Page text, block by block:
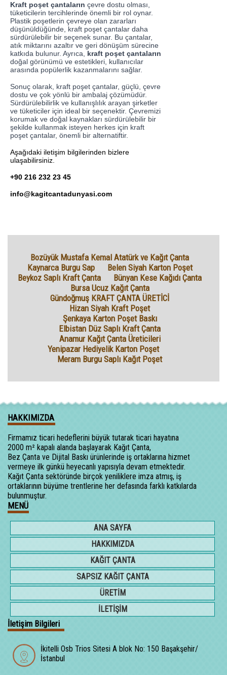
Kraft poşet çantaların çevre dostu olması,
tüketicilerin tercihlerinde önemli bir rol oynar.
Plastik poşetlerin çevreye olan zararları
düşünüldüğünde, kraft poşet çantalar daha
sürdürülebilir bir seçenek sunar. Bu çantalar,
atık miktarını azaltır ve geri dönüşüm sürecine
katkıda bulunur. Ayrıca, kraft poşet çantaların
doğal görünümü ve estetikleri, kullanıcılar
arasında popülerlik kazanmalarını sağlar.
Sonuç olarak, kraft poşet çantalar, güçlü, çevre
dostu ve çok yönlü bir ambalaj çözümüdür.
Sürdürülebilirlik ve kullanışlılık arayan şirketler
ve tüketiciler için ideal bir seçenektir. Çevremizi
korumak ve doğal kaynakları sürdürülebilir bir
şekilde kullanmak isteyen herkes için kraft
poşet çantalar, önemli bir alternatiftir.
Aşağıdaki iletişim bilgilerinden bizlere
ulaşabilirsiniz.
+90 216 232 23 45
info@kagitcantadunyasi.com
Bozüyük Mustafa Kemal Atatürk ve Kağıt Çanta
Kaynarca Burgu Sap
Belen Siyah Karton Poşet
Beykoz Saplı Kraft Çanta
Bünyan Kese Kağıdı Çanta
Bursa Ucuz Kağıt Çanta
Gündoğmuş KRAFT ÇANTA ÜRETİCİ
Hizan Siyah Kraft Poşet
Şenkaya Karton Poşet Baskı
Elbistan Düz Saplı Kraft Çanta
Anamur Kağıt Çanta Üreticileri
Yenipazar Hediyelik Karton Poşet
Meram Burgu Saplı Kağıt Poşet
HAKKIMIZDA
Firmamız ticari hedeflerini büyük tutarak ticari hayatına
2000 m² kapalı alanda başlayarak Kağıt Çanta,
Bez Çanta ve Dijital Baskı ürünlerinde iş ortaklarına hizmet
vermeye ilk günkü heyecanlı yapısıyla devam etmektedir.
Kağıt Çanta sektöründe birçok yeniliklere imza atmış, iş
ortaklarının büyüme trentlerine her defasında farklı katkılarda
bulunmuştur.
MENÜ
ANA SAYFA
HAKKIMIZDA
KAĞIT ÇANTA
SAPSIZ KAĞIT ÇANTA
ÜRETİM
İLETİŞİM
İletişim Bilgileri
İkitelli Osb Trios Sitesi A blok No: 150 Başakşehir/
İstanbul